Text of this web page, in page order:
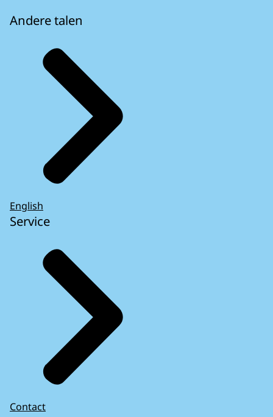
Andere talen
English
Service
Contact